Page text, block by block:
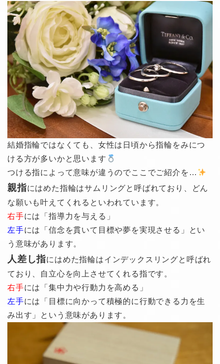
結婚指輪ではなくても、女性は日頃から指輪をみにつ
ける方が多いかと思います
つける指によって意味が違うのでここでご紹介を…
親指にはめた指輪はサムリングと呼ばれており、どん
な願いも叶えてくれるといわれています。
右手には「指導力を与える」
左手には「信念を貫いて目標や夢を実現させる」とい
う意味があります。
人差し指にはめた指輪はインデックスリングと呼ばれ
ており、自立心を向上させてくれる指です。
右手には「集中力や行動力を高める」
左手には「目標に向かって積極的に行動できる力を生
み出す」という意味があります。